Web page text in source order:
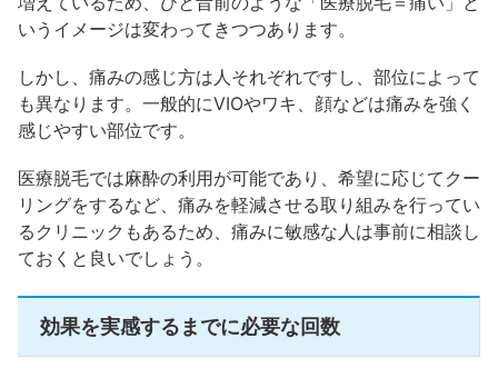
いうイメージは変わってきつつあります。
しかし、痛みの感じ方は人それぞれですし、部位によって
も異なります。一般的にVIOやワキ、顔などは痛みを強く
感じやすい部位です。
医療脱毛では麻酔の利用が可能であり、希望に応じてクー
リングをするなど、痛みを軽減させる取り組みを行ってい
るクリニックもあるため、痛みに敏感な人は事前に相談し
ておくと良いでしょう。
効果を実感するまでに必要な回数